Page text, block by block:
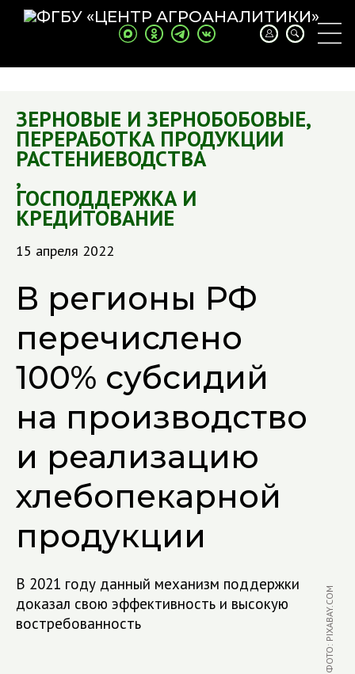
ЗЕРНОВЫЕ И ЗЕРНОБОБОВЫЕ,
ПЕРЕРАБОТКА ПРОДУКЦИИ
РАСТЕНИЕВОДСТВА
,
ГОСПОДДЕРЖКА И
КРЕДИТОВАНИЕ
15 апреля 2022
В регионы РФ
перечислено
100% субсидий
на производство
и реализацию
хлебопекарной
продукции
В 2021 году данный механизм поддержки
доказал свою эффективность и высокую
востребованность
ФОТО: PIXABAY.COM